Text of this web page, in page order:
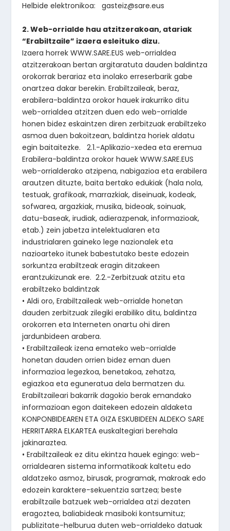
Helbide elektronikoa: gasteiz@sare.eus
2. Web-orrialde hau atzitzerakoan, atariak
“Erabiltzaile” izaera esleituko dizu.
Izaera horrek WWW.SARE.EUS web-orrialdea
atzitzerakoan bertan argitaratuta dauden baldintza
orokorrak berariaz eta inolako erreserbarik gabe
onartzea dakar berekin. Erabiltzaileak, beraz,
erabilera-baldintza orokor hauek irakurriko ditu
web-orrialdea atzitzen duen edo web-orrialde
honen bidez eskaintzen diren zerbitzuak erabiltzeko
asmoa duen bakoitzean, baldintza horiek aldatu
egin baitaitezke. 2.1.-Aplikazio-xedea eta eremua
Erabilera-baldintza orokor hauek WWW.SARE.EUS
web-orrialderako atzipena, nabigazioa eta erabilera
arautzen dituzte, baita bertako edukiak (hala nola,
testuak, grafikoak, marrazkiak, diseinuak, kodeak,
sofwarea, argazkiak, musika, bideoak, soinuak,
datu-baseak, irudiak, adierazpenak, informazioak,
etab.) zein jabetza intelektualaren eta
industrialaren gaineko lege nazionalek eta
nazioarteko itunek babestutako beste edozein
sorkuntza erabiltzeak eragin ditzakeen
erantzukizunak ere. 2.2.-Zerbitzuak atzitu eta
erabiltzeko baldintzak
• Aldi oro, Erabiltzaileak web-orrialde honetan
dauden zerbitzuak zilegiki erabiliko ditu, baldintza
orokorren eta Interneten onartu ohi diren
jardunbideen arabera.
• Erabiltzaileak izena emateko web-orrialde
honetan dauden orrien bidez eman duen
informazioa legezkoa, benetakoa, zehatza,
egiazkoa eta eguneratua dela bermatzen du.
Erabiltzaileari bakarrik dagokio berak emandako
informazioan egon daitekeen edozein aldaketa
KONPONBIDEAREN ETA GIZA ESKUBIDEEN ALDEKO SARE
HERRITARRA ELKARTEA euskaltegiari berehala
jakinaraztea.
• Erabiltzaileak ez ditu ekintza hauek egingo: web-
orrialdearen sistema informatikoak kaltetu edo
aldatzeko asmoz, birusak, programak, makroak edo
edozein karaktere-sekuentzia sartzea; beste
erabiltzaile batzuek web-orrialdea atzi dezaten
eragoztea, baliabideak masiboki kontsumituz;
publizitate-helburua duten web-orrialdeko datuak